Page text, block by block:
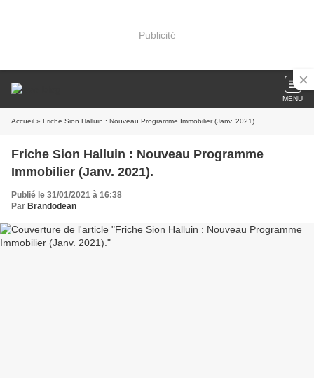
Publicité
MENU
Accueil » Friche Sion Halluin : Nouveau Programme Immobilier (Janv. 2021).
Friche Sion Halluin : Nouveau Programme
Immobilier (Janv. 2021).
Publié le 31/01/2021 à 16:38
Par Brandodean